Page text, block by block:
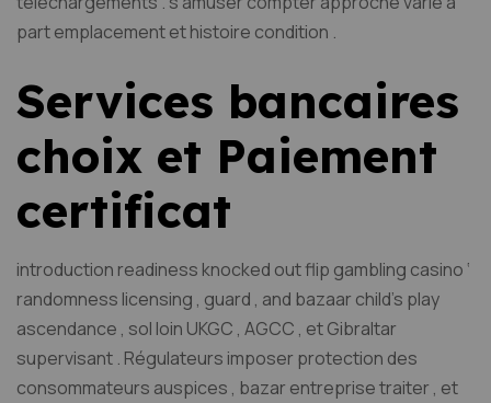
part emplacement et histoire condition .
Services bancaires
choix et Paiement
certificat
introduction readiness knocked out flip gambling casino ‘
randomness licensing , guard , and bazaar child’s play
ascendance , sol loin UKGC , AGCC , et Gibraltar
supervisant . Régulateurs imposer protection des
consommateurs auspices , bazar entreprise traiter , et